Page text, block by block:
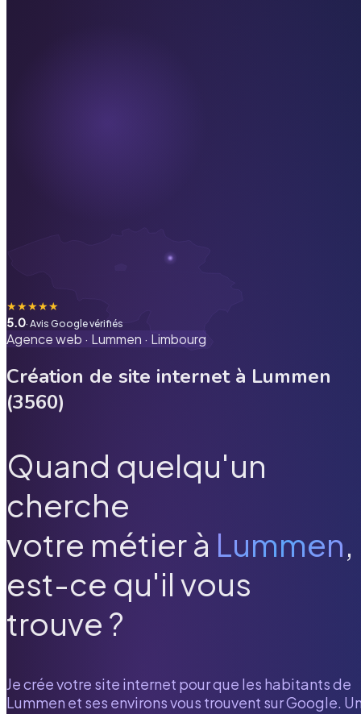
★★★★★
5.0· Avis Google vérifiés
Agence web · Lummen · Limbourg
Création de site internet à Lummen
(3560)
Quand quelqu'un
cherche
votre métier à Lummen,
est-ce qu'il vous
trouve ?
Je crée votre site internet pour que les habitants de
Lummen et ses environs vous trouvent sur Google.